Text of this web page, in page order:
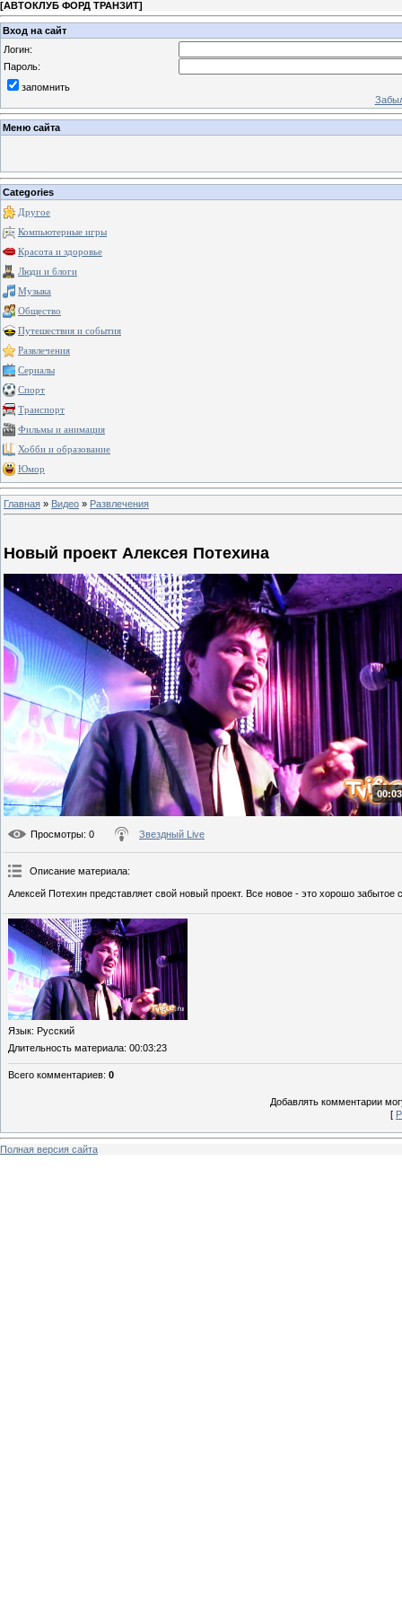
[АВТОКЛУБ ФОРД ТРАНЗИТ]
Вход на сайт
Логин:
Пароль:
запомнить
Меню сайта
Categories
Другое
Компьютерные игры
Красота и здоровье
Люди и блоги
Музыка
Общество
Путешествия и события
Развлечения
Сериалы
Спорт
Транспорт
Фильмы и анимация
Хобби и образование
Юмор
Главная » Видео » Развлечения
Новый проект Алексея Потехина
Просмотры: 0 Звездный Live
Описание материала:
Алексей Потехин представляет свой новый проект. Все новое - это хорошо забытое
Язык: Русский
Длительность материала: 00:03:23
Всего комментариев: 0
Добавлять комментарии
[
Полная версия сайта